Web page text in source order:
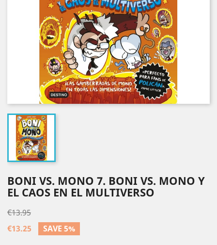
BONI VS. MONO 7. BONI VS. MONO Y
EL CAOS EN EL MULTIVERSO
€13.95
€13.25
SAVE 5%